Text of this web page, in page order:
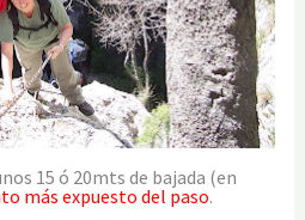
15 ó 20mts de bajada (en
más expuesto del paso.